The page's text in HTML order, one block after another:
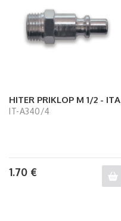
HITER PRIKLOP M 1/2 - ITA
IT-A340/4
1.70 €